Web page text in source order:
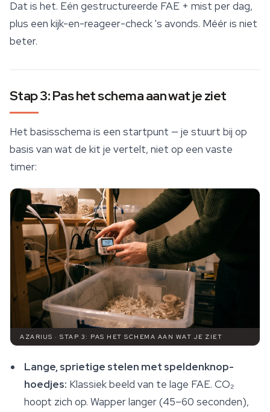
Dat is het. Eén gestructureerde FAE + mist per dag,
plus een kijk-en-reageer-check 's avonds. Méér is niet
beter.
Stap 3: Pas het schema aan wat je ziet
Het basisschema is een startpunt — je stuurt bij op
basis van wat de kit je vertelt, niet op een vaste
timer:
AZARIUS · STAP 3: PAS HET SCHEMA AAN WAT JE ZIET
Lange, sprietige stelen met speldenknop-
hoedjes: Klassiek beeld van te lage FAE. CO₂
hoopt zich op. Wapper langer (45–60 seconden),